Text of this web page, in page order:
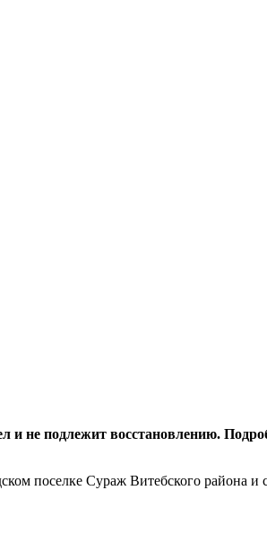
не подлежит восстановлению.
поселке Сураж Витебского района и